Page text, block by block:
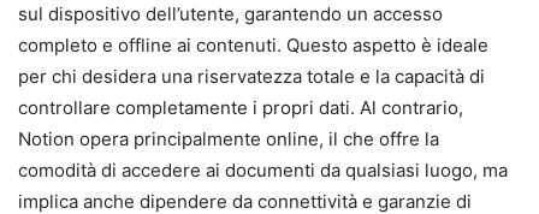
sul dispositivo dell’utente, garantendo un accesso
completo e offline ai contenuti. Questo aspetto è ideale
per chi desidera una riservatezza totale e la capacità di
controllare completamente i propri dati. Al contrario,
Notion opera principalmente online, il che offre la
comodità di accedere ai documenti da qualsiasi luogo, ma
implica anche dipendere da connettività e garanzie di